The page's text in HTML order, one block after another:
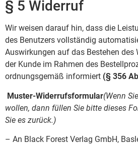
§ 5 Widerruf
Wir weisen darauf hin, dass die
des Benutzers vollständig
Auswirkungen auf das Bestehen des
der Kunde im Rahmen des
ordnungsgemäß informiert (§ 356
Muster-Widerrufsformular(Wenn
wollen, dann füllen Sie bitte dieses
Sie es zurück.)
– An Black Forest Verlag GmbH,